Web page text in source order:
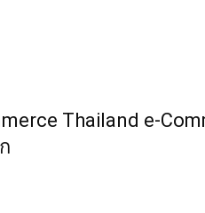
Thailand e-